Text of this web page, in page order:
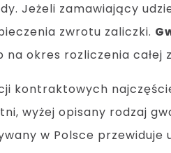
Jeżeli zamawiający
zwrotu zaliczki.
okres rozliczenia całej
kontraktowych
wyżej opisany rodzaj
w Polsce przewiduje